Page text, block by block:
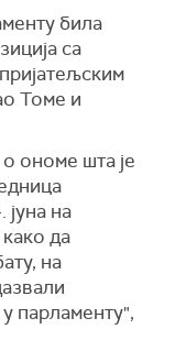
била
са
Томе и
ономе шта је
јуна на
да
на
парламенту",